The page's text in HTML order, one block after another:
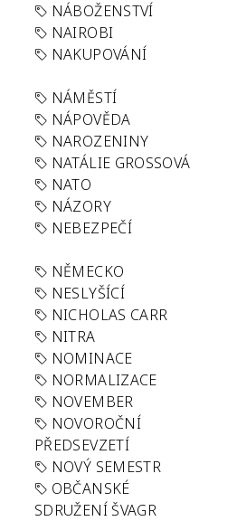
NÁBOŽENSTVÍ
NAIROBI
NAKUPOVÁNÍ
NÁMĚSTÍ
NÁPOVĚDA
NAROZENINY
NATÁLIE GROSSOVÁ
NATO
NÁZORY
NEBEZPEČÍ
NĚMECKO
NESLYŠÍCÍ
NICHOLAS CARR
NITRA
NOMINACE
NORMALIZACE
NOVEMBER
NOVOROČNÍ
PŘEDSEVZETÍ
NOVÝ SEMESTR
OBČANSKÉ
SDRUŽENÍ ŠVAGR